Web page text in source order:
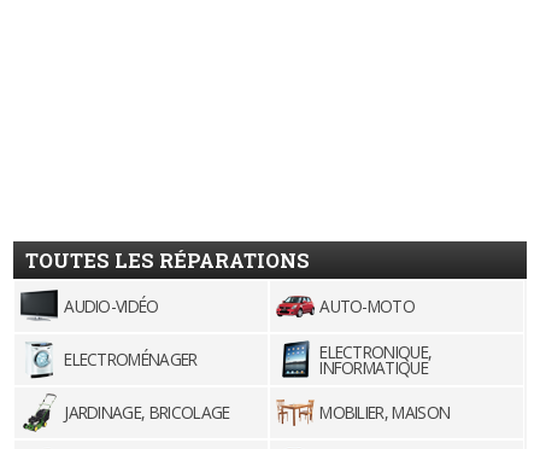
TOUTES LES RÉPARATIONS
AUDIO-VIDÉO AUTO-MOTO
ELECTROMÉNAGER ELECTRONIQUE,
INFORMATIQUE
JARDINAGE, BRICOLAGE
MOBILIER, MAISON